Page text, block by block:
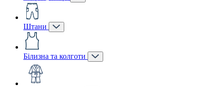
Штани
Білизна та колготи